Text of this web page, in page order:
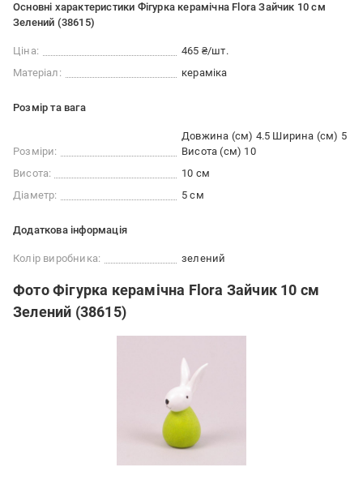
Основні характеристики Фігурка керамічна Flora Зайчик 10 см
Зелений (38615)
Ціна:
465 ₴/шт.
Матеріал:
кераміка
Розмір та вага
Розміри:
Довжина (см) 4.5 Ширина (см) 5
Висота (см) 10
Висота:
10 см
Діаметр:
5 см
Додаткова інформація
Колір виробника: зелений
Фото Фігурка керамічна Flora Зайчик 10 см
Зелений (38615)